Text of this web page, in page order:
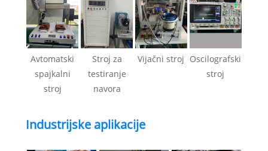
Avtomatski
spajkalni
stroj
Stroj za
testiranje
navora
Vijačni stroj Oscilografski
stroj
Industrijske aplikacije